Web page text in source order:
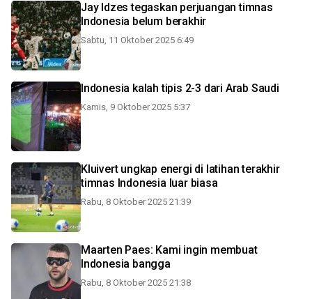
Jay Idzes tegaskan perjuangan timnas
Indonesia belum berakhir
Sabtu, 11 Oktober 2025 6:49
Indonesia kalah tipis 2-3 dari Arab Saudi
Kamis, 9 Oktober 2025 5:37
Kluivert ungkap energi di latihan terakhir
timnas Indonesia luar biasa
Rabu, 8 Oktober 2025 21:39
Maarten Paes: Kami ingin membuat
Indonesia bangga
Rabu, 8 Oktober 2025 21:38